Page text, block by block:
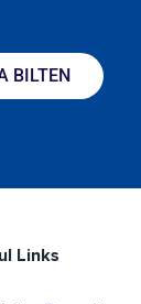
BILTEN
Links